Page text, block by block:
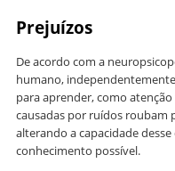
Prejuízos
De acordo com a
humano,
para aprender, como
causadas por ruídos roubam
alterando a capacidade
conhecimento possível.